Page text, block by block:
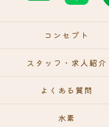
コンセプト
スタッフ・求人紹介
よくある質問
水素